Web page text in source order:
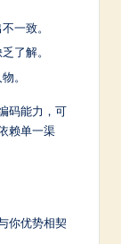
一致。
了解。
。
码能力，可
赖单一渠
你优势相契